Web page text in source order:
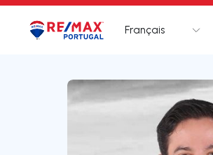
Logo Aller à la page d’accueil
Français